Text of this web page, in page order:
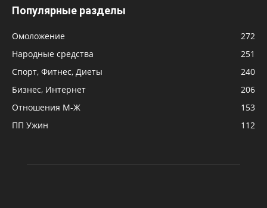
Популярные разделы
Омоложение
272
Народные средства
251
Спорт, Фитнес, Диеты
240
Бизнес, Интернет
206
Отношения М-Ж
153
ПП Ужин
112